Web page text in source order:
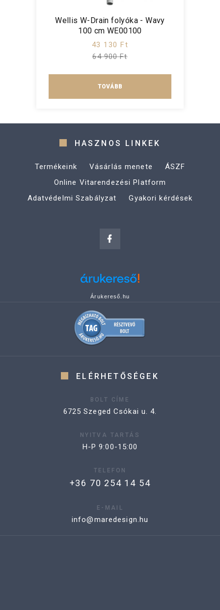
Wellis W-Drain folyóka - Wavy
100 cm WE00100
43 130 Ft
64 900 Ft
TOVÁBB
HASZNOS LINKEK
Termékeink Vásárlás menete
ÁSZF
Online Vitarendezési Platform
Adatvédelmi Szabályzat
Gyakori kérdések
Árukereső.hu
ELÉRHETŐSÉGEK
BOLT CÍME
6725 Szeged Csókai u. 4.
NYITVA TARTÁS
H-P 9:00-15:00
TELEFON
+36 70 254 14 54
E-MAIL
info@maredesign.hu